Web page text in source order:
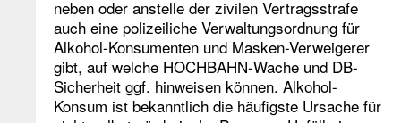
neben oder anstelle der zivilen Vertragsstrafe
auch eine polizeiliche Verwaltungsordnung für
Alkohol-Konsumenten und Masken-Verweigerer
gibt, auf welche HOCHBAHN-Wache und DB-
Sicherheit ggf. hinweisen können. Alkohol-
Konsum ist bekanntlich die häufigste Ursache für